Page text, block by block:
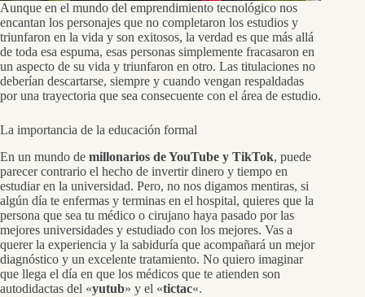
Aunque en el mundo del emprendimiento tecnológico nos
encantan los personajes que no completaron los estudios y
triunfaron en la vida y son exitosos, la verdad es que más allá
de toda esa espuma, esas personas simplemente fracasaron en
un aspecto de su vida y triunfaron en otro. Las titulaciones no
deberían descartarse, siempre y cuando vengan respaldadas
por una trayectoria que sea consecuente con el área de estudio.
La importancia de la educación formal
En un mundo de millonarios de YouTube y TikTok, puede
parecer contrario el hecho de invertir dinero y tiempo en
estudiar en la universidad. Pero, no nos digamos mentiras, si
algún día te enfermas y terminas en el hospital, quieres que la
persona que sea tu médico o cirujano haya pasado por las
mejores universidades y estudiado con los mejores. Vas a
querer la experiencia y la sabiduría que acompañará un mejor
diagnóstico y un excelente tratamiento. No quiero imaginar
que llega el día en que los médicos que te atienden son
autodidactas del «yutub» y el «tictac«.